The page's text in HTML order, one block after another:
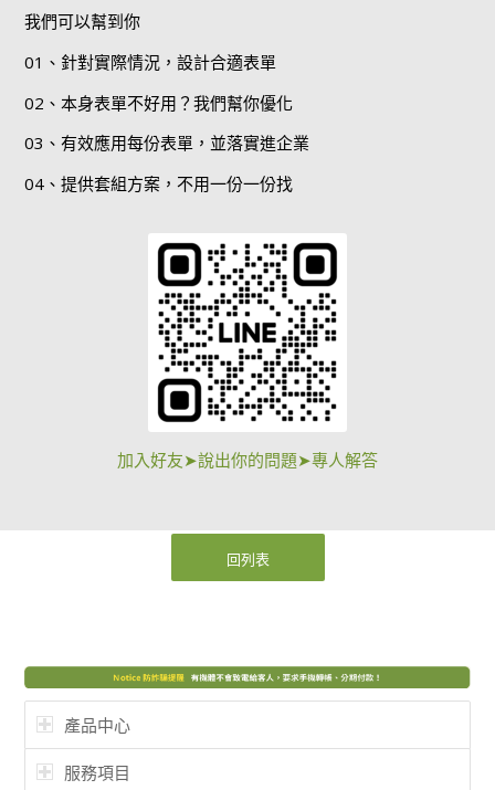
我們可以幫到你
01、針對實際情況，設計合適表單
02、本身表單不好用？我們幫你優化
03、有效應用每份表單，並落實進企業
04、提供套組方案，不用一份一份找
加入好友➤說出你的問題➤專人解答
回列表
產品中心
服務項目